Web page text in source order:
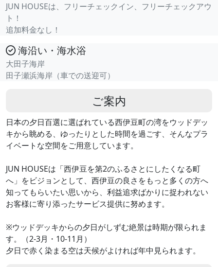
JUN HOUSEは、フリーチェックイン、フリーチェックアウ
ト！
追加料金なし！
海沿い・海水浴
大田子海岸
田子瀬浜海岸（車での送迎可）
ご案内
日本の夕日百選に選ばれている西伊豆町の湾をウッドデッ
キから眺める、ゆったりとした時間を過ごす、そんなプラ
イベートな空間をご用意しています。
JUN HOUSEは「西伊豆を第2のふるさとにしたくなる町
へ」をビジョンとして、西伊豆の良さをもっと多くの方へ
知ってもらいたい思いから、利益追求ばかりに捉われない
お客様に寄り添ったサービス提供に努めます。
※ウッドデッキからの夕日がしずむ絶景は時期が限られま
す。（2-3月・10-11月）
夕日で赤く染まる空は天候がよければ年中見られます。